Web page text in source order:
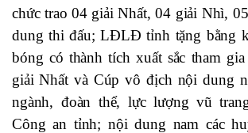
chức trao 04 giải Nhất, 04 giải Nhì,
dung thi đấu; LĐLĐ tỉnh tặng bằng
bóng có thành tích xuất sắc tham
giải Nhất và Cúp vô địch nội dung
ngành, đoàn thể, lực lượng vũ
Công an tỉnh; nội dung nam các